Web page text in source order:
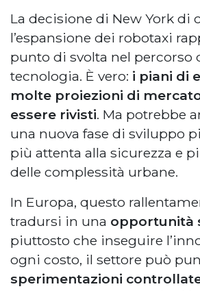
La decisione di New York di
l’espansione dei robotaxi
punto di svolta nel percorso
tecnologia. È vero: i piani di
molte proiezioni di
essere rivisti. Ma potrebbe
una nuova fase di sviluppo
più attenta alla sicurezza e
delle complessità urbane.
In Europa, questo
tradursi in una opportunità
piuttosto che inseguire
ogni costo, il settore può
sperimentazioni